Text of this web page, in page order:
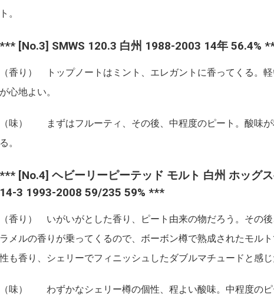
ト。
*** [No.3] SMWS 120.3 白州 1988-2003 14年 56.4%
（香り） トップノートはミント、エレガントに香ってくる。
が心地よい。
（味） まずはフルーティ、その後、中程度のピート。酸味
る。
*** [No.4] ヘビーリーピーテッド モルト 白州 ホッグ
14-3 1993-2008 59/235 59% ***
（香り） いがいがとした香り、ピート由来の物だろう。その
ラメルの香りが乗ってくるので、ボーボン樽で熟成されたモ
性も香り、シェリーでフィニッシュしたダブルマチュードと感じ
（味） わずかなシェリー樽の個性、程よい酸味。中程度のピ